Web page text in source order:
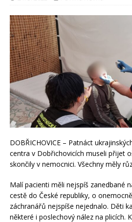
DOBŘICHOVICE – Patnáct
centra v Dobřichovicích museli přijet
skončily v nemocnici. Všechny měly
Malí pacienti měli nejspíš zanedbané
cestě do České republiky, o
záchranářů nejspíše nejednalo. Děti
některé i poslechový nález na plicích.